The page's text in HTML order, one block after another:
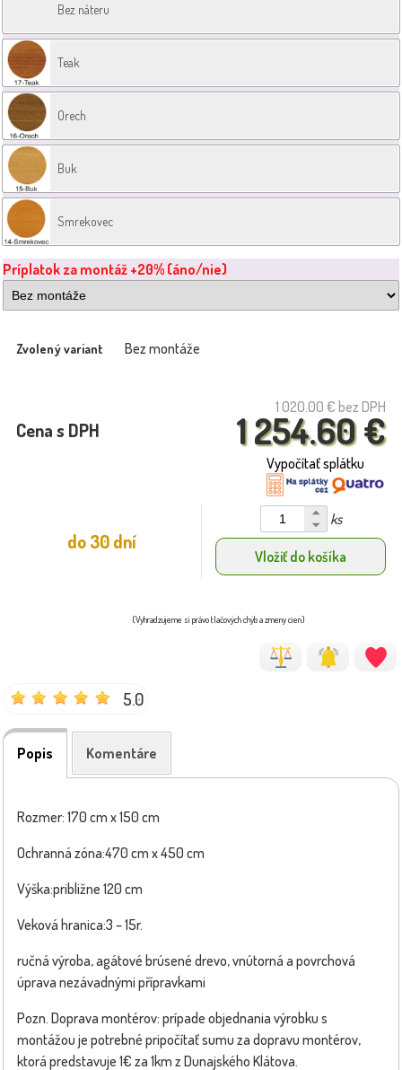
Bez náteru
Teak
Orech
Buk
Smrekovec
Príplatok za montáž +20% (áno/nie)
Zvolený variant Bez montáže
1 020.00 € bez DPH
1 254.60 €
Cena s DPH
Vypočítať splátku
do 30 dní
ks
Vložiť do košíka
(Vyhradzujeme si právo tlačových chýb a zmeny cien)
5.0
Popis Komentáre
Rozmer: 170 cm x 150 cm
Ochranná zóna:470 cm x 450 cm
Výška:približne 120 cm
Veková hranica:3 – 15r.
ručná výroba, agátové brúsené drevo, vnútorná a povrchová
úprava nezávadnými přípravkami
Pozn. Doprava montérov: prípade objednania výrobku s
montážou je potrebné pripočítať sumu za dopravu montérov,
ktorá predstavuje 1€ za 1km z Dunajského Klátova.